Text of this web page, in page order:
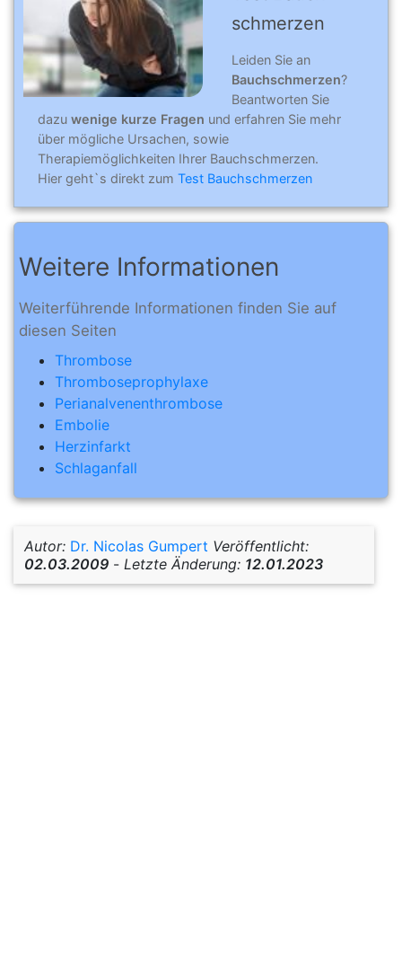
schmerzen
Leiden Sie an
Bauchschmerzen?
Beantworten Sie
dazu wenige kurze Fragen und erfahren Sie mehr
über mögliche Ursachen, sowie
Therapiemöglichkeiten Ihrer Bauchschmerzen.
Hier geht`s direkt zum Test Bauchschmerzen
Weitere Informationen
Weiterführende Informationen finden Sie auf
diesen Seiten
Thrombose
Thromboseprophylaxe
Perianalvenenthrombose
Embolie
Herzinfarkt
Schlaganfall
Autor: Dr. Nicolas Gumpert Veröffentlicht:
02.03.2009 - Letzte Änderung: 12.01.2023